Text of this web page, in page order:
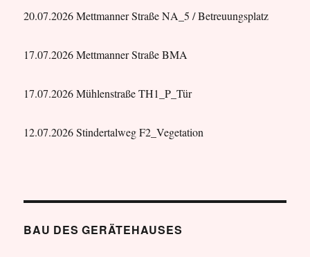
20.07.2026 Mettmanner Straße NA_5 / Betreuungsplatz
17.07.2026 Mettmanner Straße BMA
17.07.2026 Mühlenstraße TH1_P_Tür
12.07.2026 Stindertalweg F2_Vegetation
BAU DES GERÄTEHAUSES